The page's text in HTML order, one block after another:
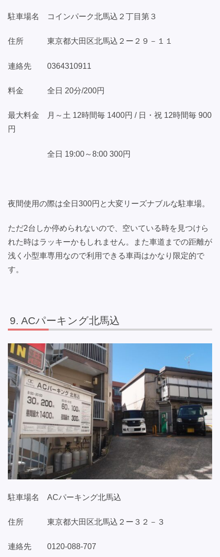
駐車場名 コインパーク北馬込２丁目第３
住所 東京都大田区北馬込２ー２９－１１
連絡先 0364310911
料金 全日 20分/200円
最大料金 月～土 12時間毎 1400円 / 日・祝 12時間毎 900
円
全日 19:00～8:00 300円
夜間使用の際は全日300円と大変リーズナブルな駐車場。
ただ2台しか停められないので、空いている時を見つけら
れた時はラッキーかもしれません。また車道までの距離が
浅く小型車専用なので利用できる車両はかなり限定的で
す。
ACパーキング北馬込
駐車場名 ACパーキング北馬込
住所 東京都大田区北馬込２ー３２－３
連絡先 0120-088-707